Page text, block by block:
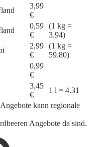
3,99
€
0,59
€
(1 kg =
3.94)
2,99
€
(1 kg =
59.80)
0,99
€
3,45
€
1 l = 4.31
kann regionale
Angebote da sind.